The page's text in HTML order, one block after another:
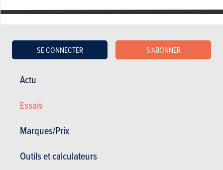
Actu
Essais
Marques/Prix
Outils et calculateurs
SE CONNECTER S'ABONNER
Hyundai Ioniq 6 en stock
Hyundai Ioniq 6 d'occasion
Essais Hyundai Ioniq 6
Prix Hyundai Ioniq 6